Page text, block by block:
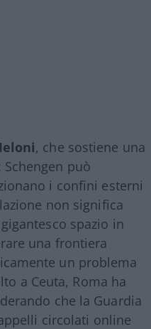
, che sostiene una
può
i confini esterni
non significa
spazio in
una frontiera
un problema
a Ceuta, Roma ha
che la Guardia
circolati online